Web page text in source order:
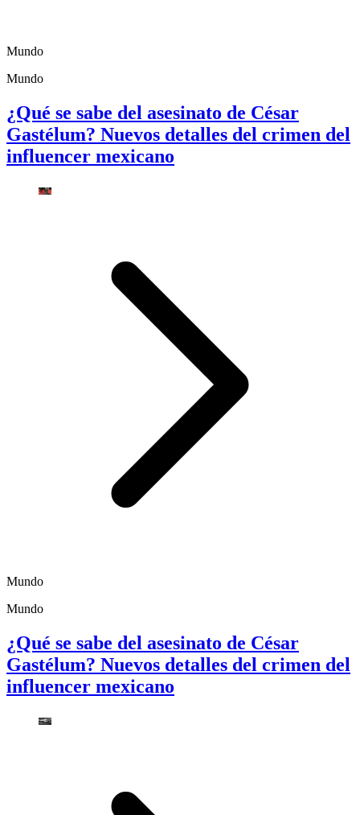
Mundo
Mundo
¿Qué se sabe del asesinato de César
Gastélum? Nuevos detalles del crimen del
influencer mexicano
Mundo
Mundo
¿Qué se sabe del asesinato de César
Gastélum? Nuevos detalles del crimen del
influencer mexicano